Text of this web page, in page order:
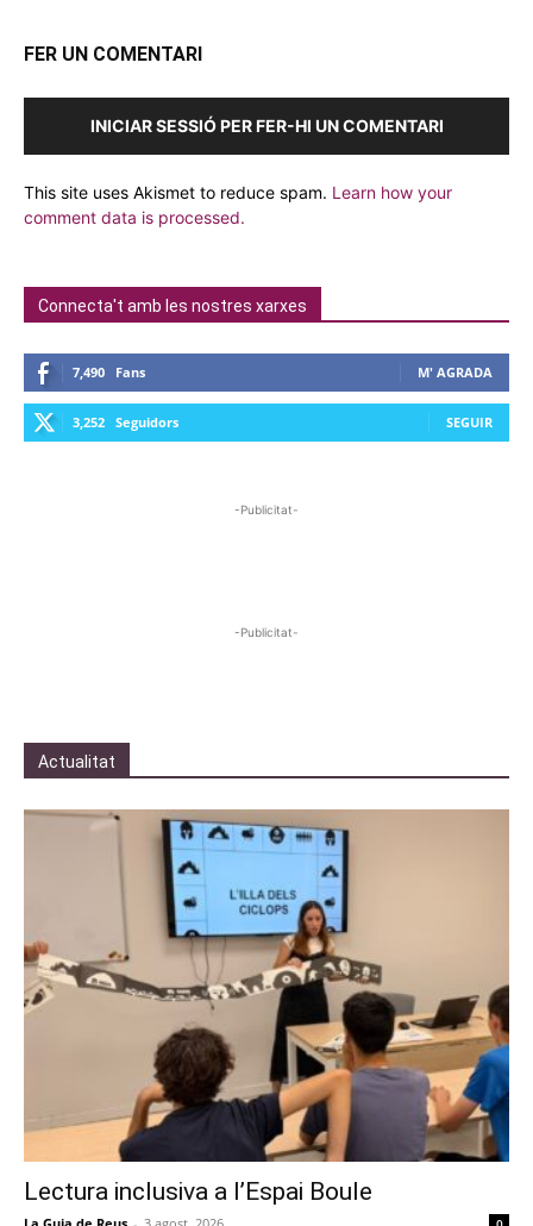
FER UN COMENTARI
INICIAR SESSIÓ PER FER-HI UN COMENTARI
This site uses Akismet to reduce spam. Learn how your
comment data is processed.
Connecta't amb les nostres xarxes
7,490 Fans M' AGRADA
3,252 Seguidors SEGUIR
-Publicitat-
-Publicitat-
Actualitat
Lectura inclusiva a l’Espai Boule